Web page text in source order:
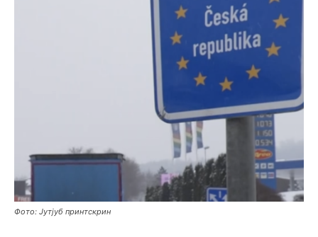
Фото: Јутјуб принтскрин